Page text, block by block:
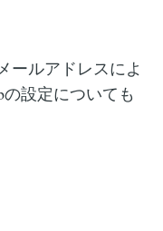
ールアドレスによ
設定についても